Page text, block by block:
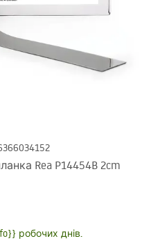
Rea P14454B 2cm
робочих днів.